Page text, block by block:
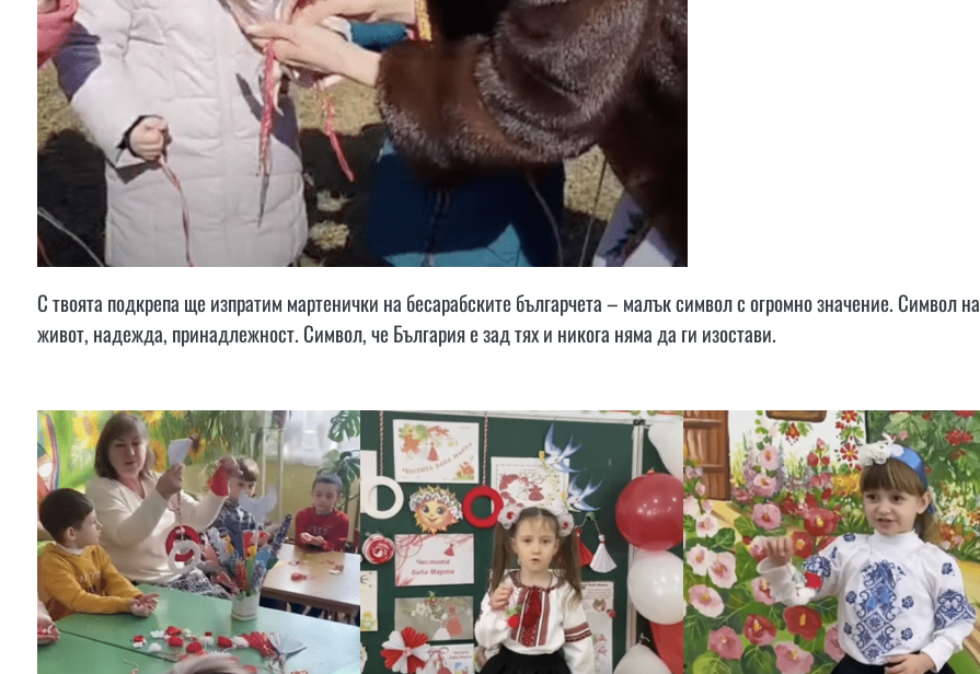
С твоята подкрепа ще изпратим мартенички на бесарабските българчета – малък символ с огромно значение. Символ на
живот, надежда, принадлежност. Символ, че България е зад тях и никога няма да ги изостави.